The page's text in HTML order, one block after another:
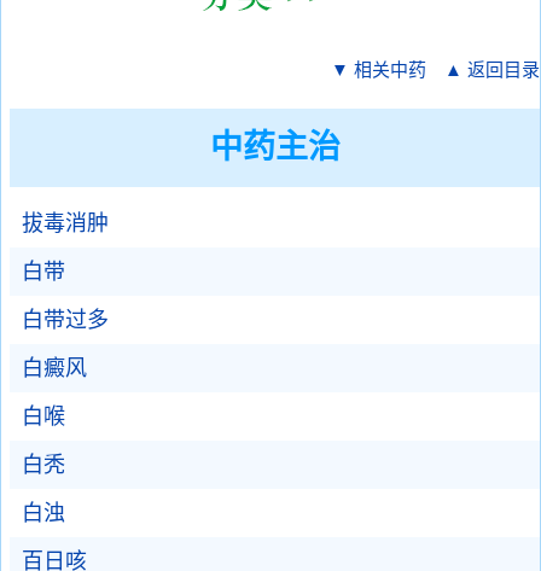
▼ 相关中药 ▲ 返回目录
中药主治
拔毒消肿
白带
白带过多
白癜风
白喉
白秃
白浊
百日咳